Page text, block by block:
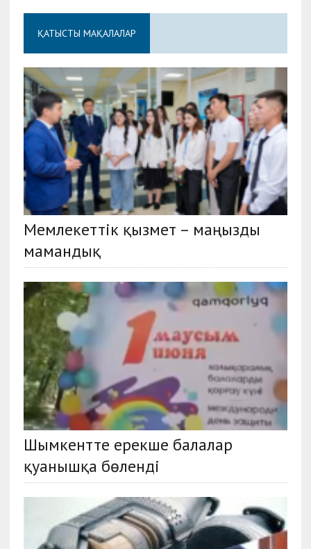
ҚАТЫСТЫ МАҚАЛАЛАР
Мемлекеттік қызмет – маңызды
мамандық
Шымкентте ерекше балалар
қуанышқа бөленді